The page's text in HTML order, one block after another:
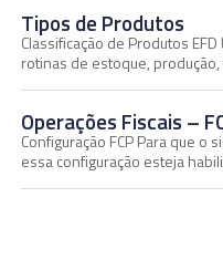
Tipos de Produtos
Classificação de Produtos
rotinas de estoque,
Operações Fiscais –
Configuração FCP Para que o
essa configuração esteja